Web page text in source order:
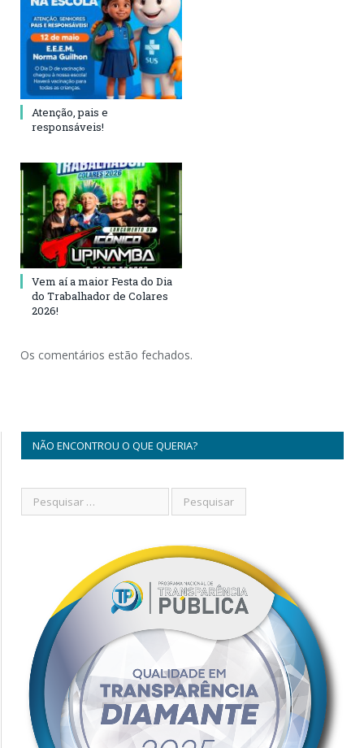
Atenção, pais e
responsáveis!
Vem aí a maior Festa do Dia
do Trabalhador de Colares
2026!
Os comentários estão fechados.
NÃO ENCONTROU O QUE QUERIA?